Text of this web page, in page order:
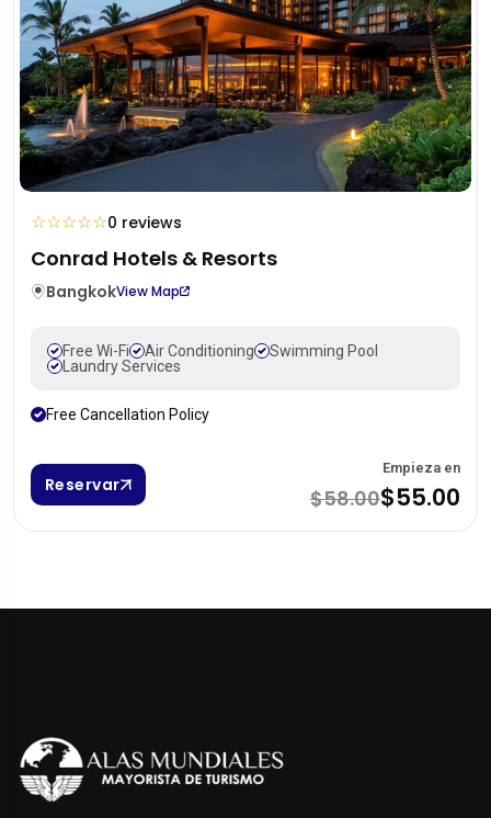
☆☆☆☆☆0 reviews
Conrad Hotels & Resorts
BangkokView Map
Free Wi-Fi Air Conditioning
Swimming Pool
Laundry Services
Free Cancellation Policy
Reservar
Empieza en
$58.00$55.00